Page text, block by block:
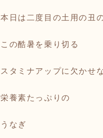
本日は二度目の土用の丑
この酷暑を乗り切る
スタミナアップに欠かせ
栄養素たっぷりの
うなぎ